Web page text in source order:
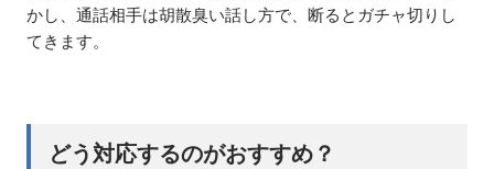
かし、通話相手は胡散臭い話し方で、断るとガチャ切りし
てきます。
どう対応するのがおすすめ？